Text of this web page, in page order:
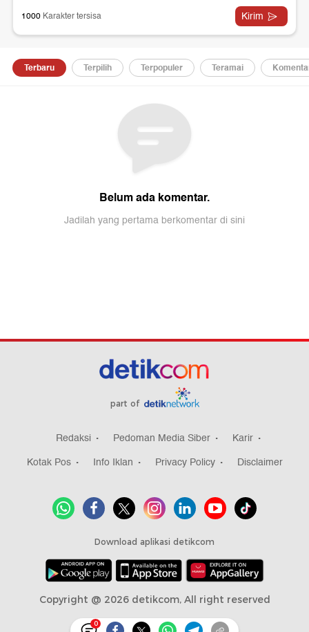
0
part of
Redaksi Pedoman Media Siber
Karir
Kotak Pos
Info Iklan Privacy Policy Disclaimer
Download aplikasi detikcom
Copyright @ 2026 detikcom, All right reserved